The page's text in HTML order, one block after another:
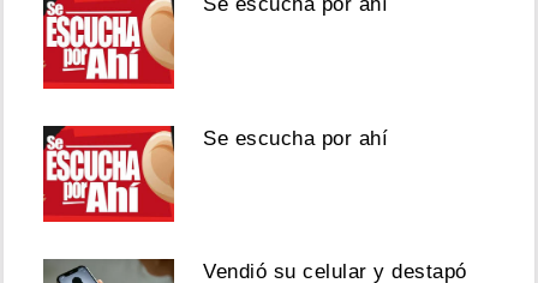
Se escucha por ahí
Vendió su celular y destapó